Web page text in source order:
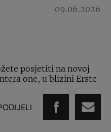
09.06.2026
posjetiti na novoj
one, u blizini Erste